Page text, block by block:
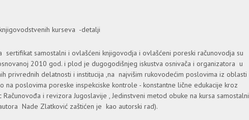
kurseva -detalji
sertifikat samostalni i ovlašćeni knjigovodja i ovlašćeni poreski računovodja su
2010 god. i plod je dugogodišnjeg iskustvа osnivača i organizatora u
privrednih delаtnosti i institucija ,na najvišim rukovodećim poslovima iz oblasti
na poslovima poreske inspekciske kontrole - konstantne lične edukacije kroz
i revizorа Jugoslаvije , Jedinstveni metod obuke na kursa samostalni
Nade Zlatković zaštićen je kаo аutorski rаd).